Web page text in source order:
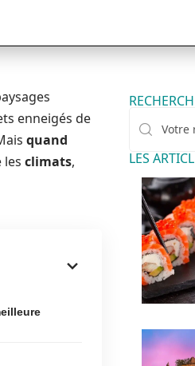
enneigés de
quand
les climats,
LES